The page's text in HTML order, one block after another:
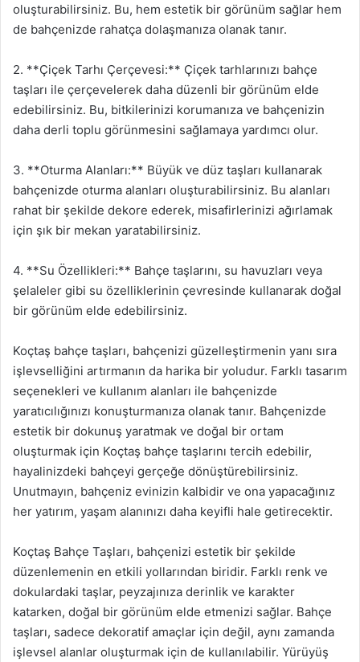
oluşturabilirsiniz. Bu, hem estetik bir görünüm sağlar hem
de bahçenizde rahatça dolaşmanıza olanak tanır.
2. **Çiçek Tarhı Çerçevesi:** Çiçek tarhlarınızı bahçe
taşları ile çerçevelerek daha düzenli bir görünüm elde
edebilirsiniz. Bu, bitkilerinizi korumanıza ve bahçenizin
daha derli toplu görünmesini sağlamaya yardımcı olur.
3. **Oturma Alanları:** Büyük ve düz taşları kullanarak
bahçenizde oturma alanları oluşturabilirsiniz. Bu alanları
rahat bir şekilde dekore ederek, misafirlerinizi ağırlamak
için şık bir mekan yaratabilirsiniz.
4. **Su Özellikleri:** Bahçe taşlarını, su havuzları veya
şelaleler gibi su özelliklerinin çevresinde kullanarak doğal
bir görünüm elde edebilirsiniz.
Koçtaş bahçe taşları, bahçenizi güzelleştirmenin yanı sıra
işlevselliğini artırmanın da harika bir yoludur. Farklı tasarım
seçenekleri ve kullanım alanları ile bahçenizde
yaratıcılığınızı konuşturmanıza olanak tanır. Bahçenizde
estetik bir dokunuş yaratmak ve doğal bir ortam
oluşturmak için Koçtaş bahçe taşlarını tercih edebilir,
hayalinizdeki bahçeyi gerçeğe dönüştürebilirsiniz.
Unutmayın, bahçeniz evinizin kalbidir ve ona yapacağınız
her yatırım, yaşam alanınızı daha keyifli hale getirecektir.
Koçtaş Bahçe Taşları, bahçenizi estetik bir şekilde
düzenlemenin en etkili yollarından biridir. Farklı renk ve
dokulardaki taşlar, peyzajınıza derinlik ve karakter
katarken, doğal bir görünüm elde etmenizi sağlar. Bahçe
taşları, sadece dekoratif amaçlar için değil, aynı zamanda
işlevsel alanlar oluşturmak için de kullanılabilir. Yürüyüş